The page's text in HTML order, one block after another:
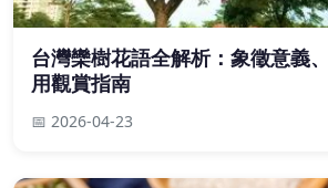
台灣欒樹花語全解析：象徵意義
用觀賞指南
📅 2026-04-23